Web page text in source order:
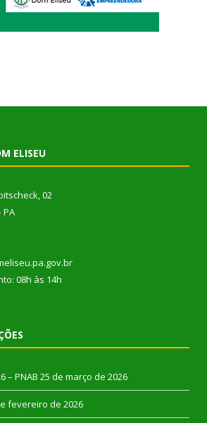
ELISEU
02
PA
08h às 14h
– PNAB 25 de março de 2026
fevereiro de 2026